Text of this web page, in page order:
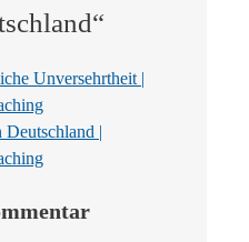
Unversehrtheit |
|